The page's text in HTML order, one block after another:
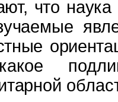
что наука